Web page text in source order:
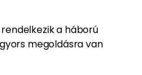
a háború
megoldásra van